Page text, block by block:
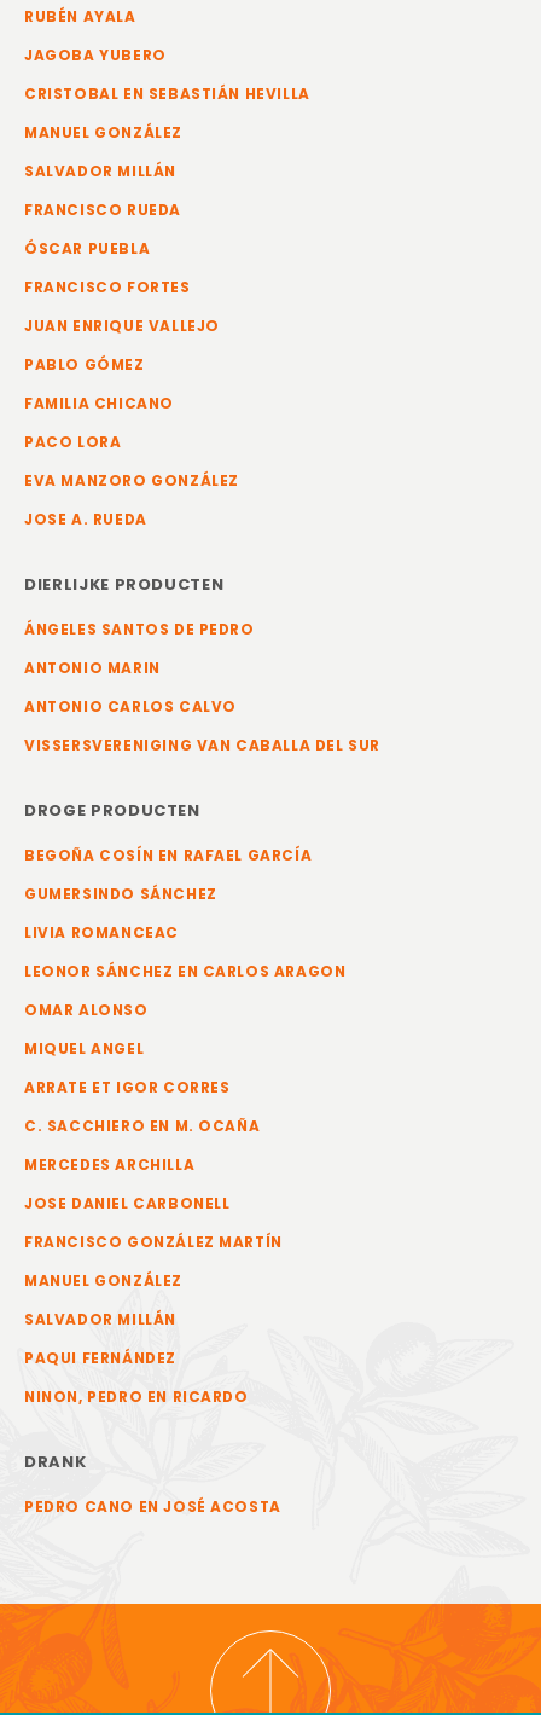
RUBÉN AYALA
JAGOBA YUBERO
CRISTOBAL EN SEBASTIÁN HEVILLA
MANUEL GONZÁLEZ
SALVADOR MILLÁN
FRANCISCO RUEDA
ÓSCAR PUEBLA
FRANCISCO FORTES
JUAN ENRIQUE VALLEJO
PABLO GÓMEZ
FAMILIA CHICANO
PACO LORA
EVA MANZORO GONZÁLEZ
JOSE A. RUEDA
DIERLIJKE PRODUCTEN
ÁNGELES SANTOS DE PEDRO
ANTONIO MARIN
ANTONIO CARLOS CALVO
VISSERSVERENIGING VAN CABALLA DEL SUR
DROGE PRODUCTEN
BEGOÑA COSÍN EN RAFAEL GARCÍA
GUMERSINDO SÁNCHEZ
LIVIA ROMANCEAC
LEONOR SÁNCHEZ EN CARLOS ARAGON
OMAR ALONSO
MIQUEL ANGEL
ARRATE ET IGOR CORRES
C. SACCHIERO EN M. OCAÑA
MERCEDES ARCHILLA
JOSE DANIEL CARBONELL
FRANCISCO GONZÁLEZ MARTÍN
MANUEL GONZÁLEZ
SALVADOR MILLÁN
PAQUI FERNÁNDEZ
NINON, PEDRO EN RICARDO
DRANK
PEDRO CANO EN JOSÉ ACOSTA